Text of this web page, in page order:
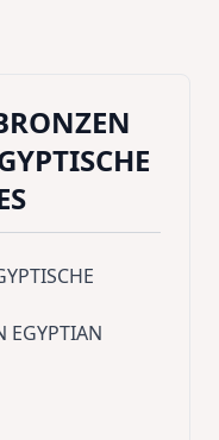
EGYPTIAN